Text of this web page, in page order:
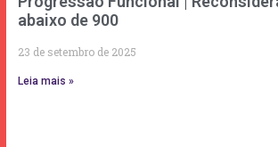
abaixo de 900
23 de setembro de 2025
Leia mais »